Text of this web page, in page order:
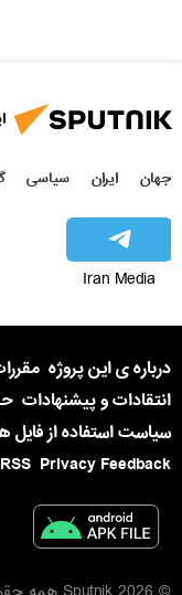
جهان ایران سیاسی
Iran Media
درباره ی این پروژه
انتقادات و پیشنهادات
سیاست استفاده از فایل
Privacy Feedback
RSS